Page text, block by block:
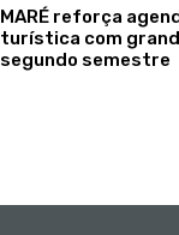
MARÉ reforça
turística com
segundo semestre